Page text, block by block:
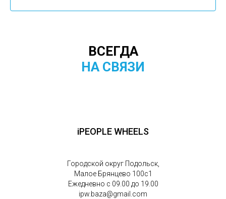
ВСЕГДА
НА СВЯЗИ
iPEOPLE WHEELS
Городской округ Подольск,
Малое Брянцево 100с1
Ежедневно с 09.00 до 19.00
ipw.baza@gmail.com